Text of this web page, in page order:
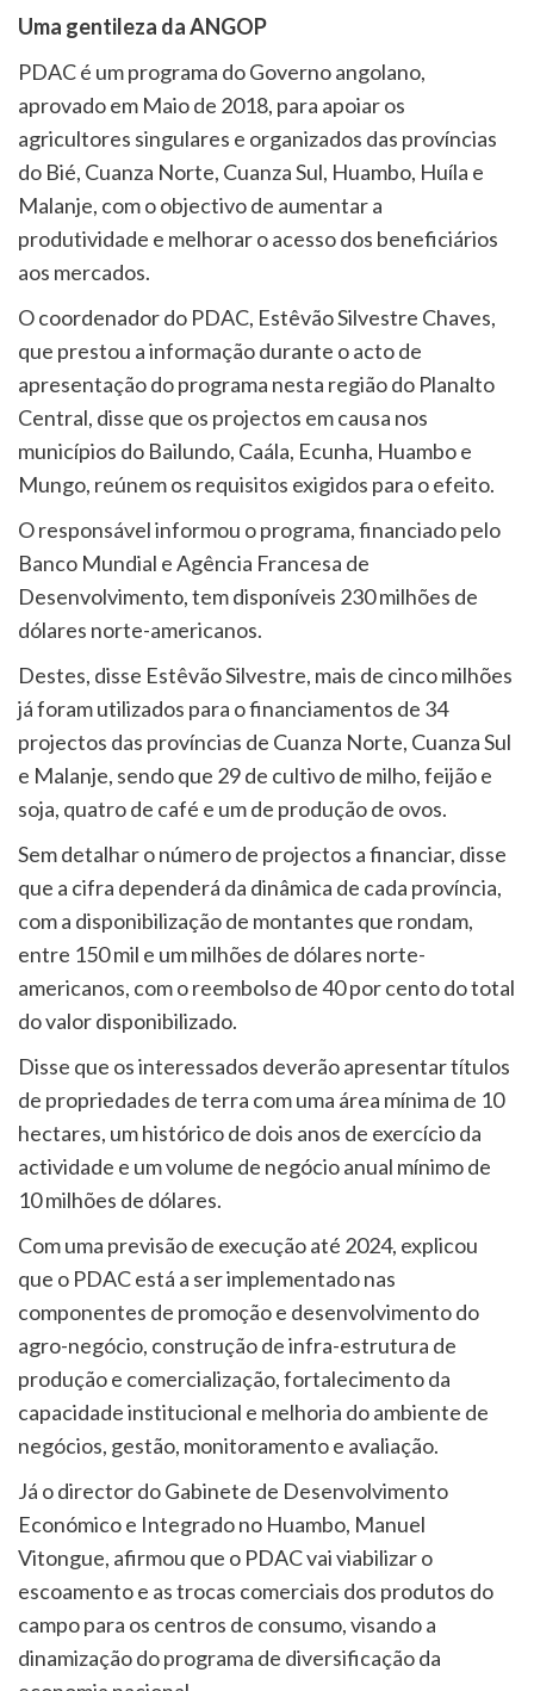
Uma gentileza da ANGOP
PDAC é um programa do Governo angolano,
aprovado em Maio de 2018, para apoiar os
agricultores singulares e organizados das províncias
do Bié, Cuanza Norte, Cuanza Sul, Huambo, Huíla e
Malanje, com o objectivo de aumentar a
produtividade e melhorar o acesso dos beneficiários
aos mercados.
O coordenador do PDAC, Estêvão Silvestre Chaves,
que prestou a informação durante o acto de
apresentação do programa nesta região do Planalto
Central, disse que os projectos em causa nos
municípios do Bailundo, Caála, Ecunha, Huambo e
Mungo, reúnem os requisitos exigidos para o efeito.
O responsável informou o programa, financiado pelo
Banco Mundial e Agência Francesa de
Desenvolvimento, tem disponíveis 230 milhões de
dólares norte-americanos.
Destes, disse Estêvão Silvestre, mais de cinco milhões
já foram utilizados para o financiamentos de 34
projectos das províncias de Cuanza Norte, Cuanza Sul
e Malanje, sendo que 29 de cultivo de milho, feijão e
soja, quatro de café e um de produção de ovos.
Sem detalhar o número de projectos a financiar, disse
que a cifra dependerá da dinâmica de cada província,
com a disponibilização de montantes que rondam,
entre 150 mil e um milhões de dólares norte-
americanos, com o reembolso de 40 por cento do total
do valor disponibilizado.
Disse que os interessados deverão apresentar títulos
de propriedades de terra com uma área mínima de 10
hectares, um histórico de dois anos de exercício da
actividade e um volume de negócio anual mínimo de
10 milhões de dólares.
Com uma previsão de execução até 2024, explicou
que o PDAC está a ser implementado nas
componentes de promoção e desenvolvimento do
agro-negócio, construção de infra-estrutura de
produção e comercialização, fortalecimento da
capacidade institucional e melhoria do ambiente de
negócios, gestão, monitoramento e avaliação.
Já o director do Gabinete de Desenvolvimento
Económico e Integrado no Huambo, Manuel
Vitongue, afirmou que o PDAC vai viabilizar o
escoamento e as trocas comerciais dos produtos do
campo para os centros de consumo, visando a
dinamização do programa de diversificação da